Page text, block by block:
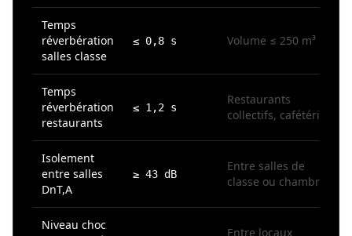
Temps
réverbération
salles classe
≤ 0,8 s Volume ≤ 250 m³
Temps
réverbération
restaurants
≤ 1,2 s
Restaurants
collectifs, cafétérias
Isolement
entre salles
DnT,A
≥ 43 dB
Entre salles de
classe ou chambres
Niveau choc
Entre locaux